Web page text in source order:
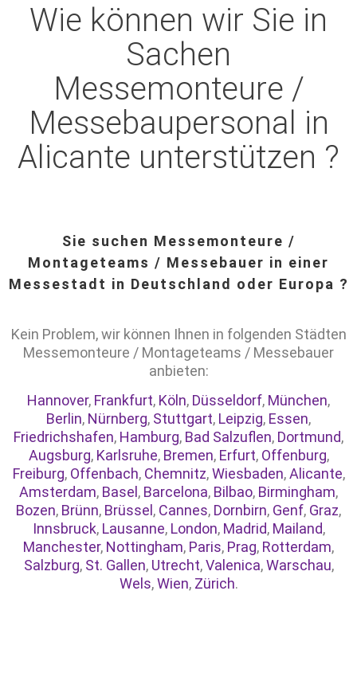
Wie können wir Sie in
Sachen
Messemonteure /
Messebaupersonal in
Alicante unterstützen ?
Sie suchen Messemonteure /
Montageteams / Messebauer in einer
Messestadt in Deutschland oder Europa ?
Kein Problem, wir können Ihnen in folgenden Städten
Messemonteure / Montageteams / Messebauer
anbieten:
Hannover, Frankfurt, Köln, Düsseldorf, München,
Berlin, Nürnberg, Stuttgart, Leipzig, Essen,
Friedrichshafen, Hamburg, Bad Salzuflen, Dortmund,
Augsburg, Karlsruhe, Bremen, Erfurt, Offenburg,
Freiburg, Offenbach, Chemnitz,Wiesbaden,Alicante,
Amsterdam, Basel, Barcelona, Bilbao, Birmingham,
Bozen, Brünn, Brüssel, Cannes, Dornbirn, Genf, Graz,
Innsbruck, Lausanne, London, Madrid, Mailand,
Manchester, Nottingham, Paris, Prag, Rotterdam,
Salzburg, St. Gallen, Utrecht,Valenica,Warschau,
Wels,Wien, Zürich.